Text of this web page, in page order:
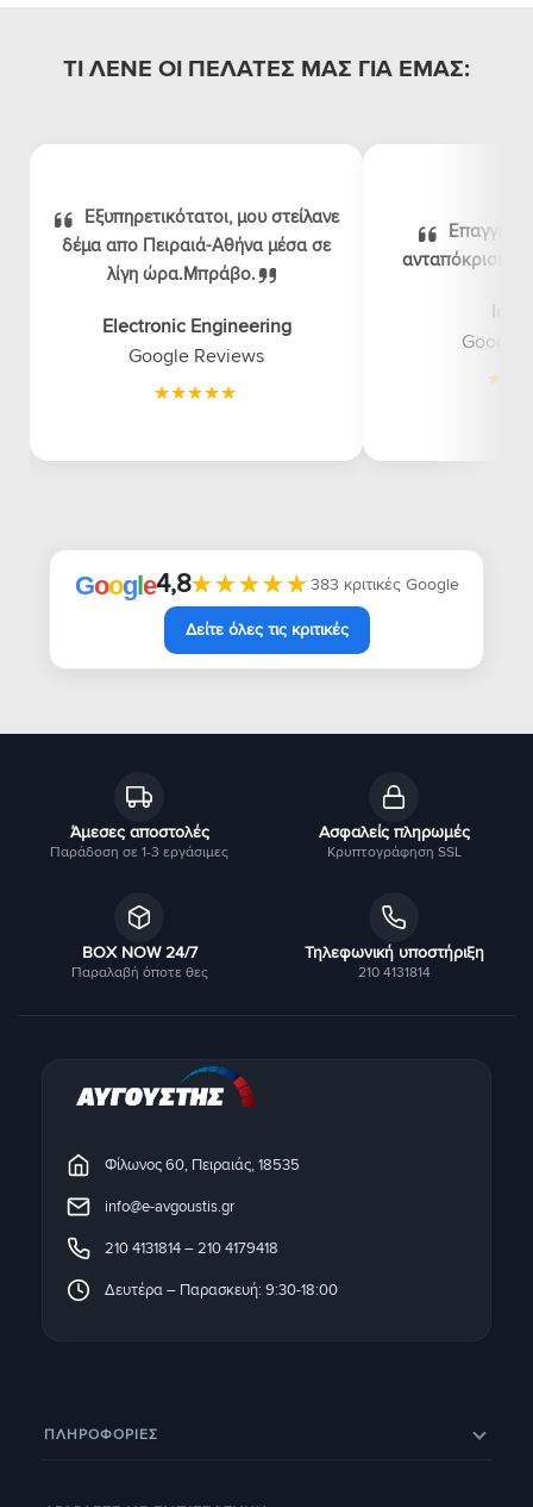
Άμεσες αποστολές
Παράδοση σε 1-3 εργάσιμες
Ασφαλείς πληρωμές
Κρυπτογράφηση SSL
BOX NOW 24/7
Παραλαβή όποτε θες
Τηλεφωνική υποστήριξη
210 4131814
ΤΙ ΛΕΝΕ ΟΙ ΠΕΛΑΤΕΣ ΜΑΣ ΓΙΑ ΕΜΑΣ:
Εξυπηρετικότατοι, μου στείλανε
δέμα απο Πειραιά-Αθήνα μέσα σε
λίγη ώρα.Μπράβο.
Electronic Engineering
Google Reviews
ανταπόκριση,
Google
Google4,8★★★★★
★★★★★ 383 κριτικές Google
Δείτε όλες τις κριτικές
Φίλωνος 60, Πειραιάς, 18535
info@e-avgoustis.gr
210 4131814–210 4179418
Δευτέρα – Παρασκευή: 9:30-18:00
ΠΛΗΡΟΦΟΡΊΕΣ